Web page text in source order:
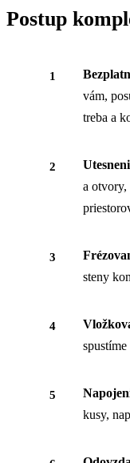
Postup
vám,
treba a
a otvory,
steny
kusy,